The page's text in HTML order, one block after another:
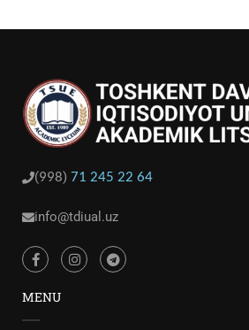
(998) 71 245 22 64
info@tdiual.uz
MENU